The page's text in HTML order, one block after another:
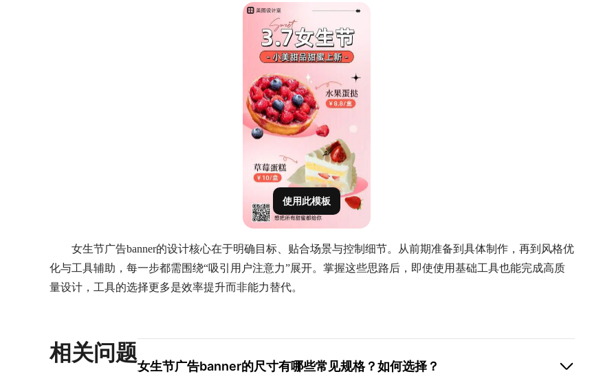
使用此模板
女生节广告banner的设计核心在于明确目标、贴合场景与控制细节。从前期准备到具体制作，再到风格优
化与工具辅助，每一步都需围绕“吸引用户注意力”展开。掌握这些思路后，即使使用基础工具也能完成高质
量设计，工具的选择更多是效率提升而非能力替代。
相关问题
女生节广告banner的尺寸有哪些常见规格？如何选择？